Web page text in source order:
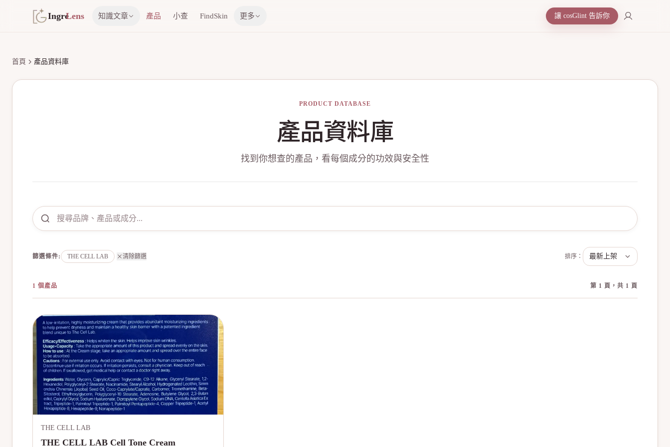
IngreLens 知識文章 產品 小查 FindSkin 更多 讓 cosGlint 告訴你
首頁 產品資料庫
PRODUCT DATABASE
產品資料庫
找到你想查的產品，看每個成分的功效與安全性
篩選條件: THE CELL LAB 清除篩選 排序：
1 個產品 第 1 頁，共 1 頁
THE CELL LAB
THE CELL LAB Cell Tone Cream